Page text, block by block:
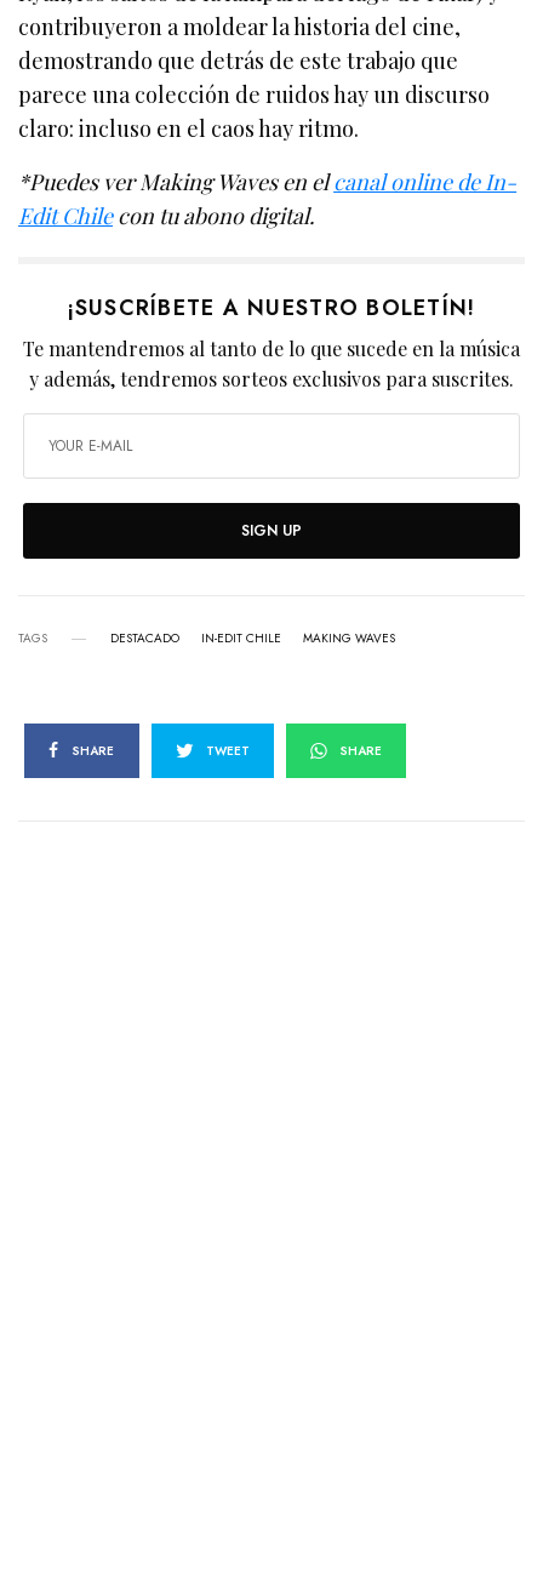
contribuyeron a moldear la historia del cine,
demostrando que detrás de este trabajo que
parece una colección de ruidos hay un discurso
claro: incluso en el caos hay ritmo.
*Puedes ver Making Waves en elcanal online de In-
Edit Chilecon tu abono digital.
¡SUSCRÍBETE A NUESTRO BOLETÍN!
Te mantendremos al tanto de lo que sucede en la música
y además, tendremos sorteos exclusivos para suscrites.
SIGN UP
TAGS DESTACADO IN-EDIT CHILE MAKING WAVES
SHARE TWEET SHARE